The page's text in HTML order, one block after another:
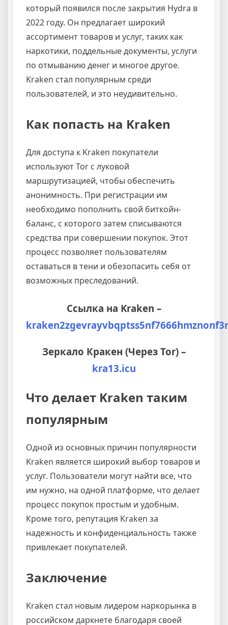
который появился после закрытия Hydra в
2022 году. Он предлагает широкий
ассортимент товаров и услуг, таких как
наркотики, поддельные документы, услуги
по отмыванию денег и многое другое.
Kraken стал популярным среди
пользователей, и это неудивительно.
Как попасть на Kraken
Для доступа к Kraken покупатели
используют Tor с луковой
маршрутизацией, чтобы обеспечить
анонимность. При регистрации им
необходимо пополнить свой биткойн-
баланс, с которого затем списываются
средства при совершении покупок. Этот
процесс позволяет пользователям
оставаться в тени и обезопасить себя от
возможных преследований.
Cсылка на Kraken –
Зеркало Кракен (Через Tor) –
kra13.icu
Что делает Kraken таким
популярным
Одной из основных причин популярности
Kraken является широкий выбор товаров и
услуг. Пользователи могут найти все, что
им нужно, на одной платформе, что делает
процесс покупок простым и удобным.
Кроме того, репутация Kraken за
надежность и конфиденциальность также
привлекает покупателей.
Заключение
Kraken стал новым лидером наркорынка в
российском даркнете благодаря своей